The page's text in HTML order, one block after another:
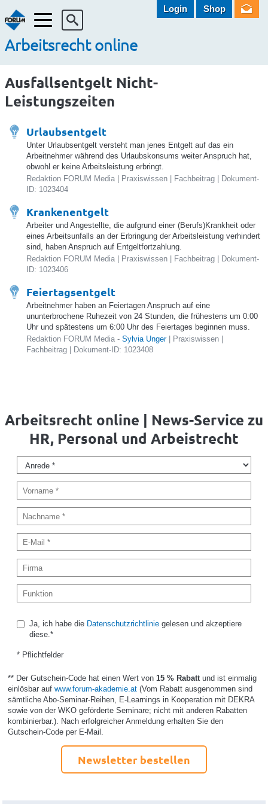
Menü
Arbeitsrecht online
Login Shop
Ausfallsentgelt Nicht-
Leistungszeiten
Urlaubsentgelt
Unter Urlaubsentgelt versteht man jenes Entgelt auf das ein
Arbeitnehmer während des Urlaubskonsums weiter Anspruch hat,
obwohl er keine Arbeitsleistung erbringt.
Redaktion FORUM Media | Praxiswissen | Fachbeitrag | Dokument-
ID: 1023404
Krankenentgelt
Arbeiter und Angestellte, die aufgrund einer (Berufs)Krankheit oder
eines Arbeitsunfalls an der Erbringung der Arbeitsleistung verhindert
sind, haben Anspruch auf Entgeltfortzahlung.
Redaktion FORUM Media | Praxiswissen | Fachbeitrag | Dokument-
ID: 1023406
Feiertagsentgelt
Arbeitnehmer haben an Feiertagen Anspruch auf eine
ununterbrochene Ruhezeit von 24 Stunden, die frühestens um 0:00
Uhr und spätestens um 6:00 Uhr des Feiertages beginnen muss.
Redaktion FORUM Media -Sylvia Unger| Praxiswissen |
Fachbeitrag | Dokument-ID: 1023408
Arbeitsrecht online | News-Service zu
HR, Personal und Arbeistrecht
Ja, ich habe die Datenschutzrichtliniegelesen und akzeptiere
diese.*
* Pflichtfelder
** Der Gutschein-Code hat einen Wert von 15 % Rabatt und ist einmalig
einlösbar auf www.forum-akademie.at(Vom Rabatt ausgenommen sind
sämtliche Abo-Seminar-Reihen, E-Learnings in Kooperation mit DEKRA
sowie von der WKO geförderte Seminare; nicht mit anderen Rabatten
kombinierbar.). Nach erfolgreicher Anmeldung erhalten Sie den
Gutschein-Code per E-Mail.
Newsletter bestellen